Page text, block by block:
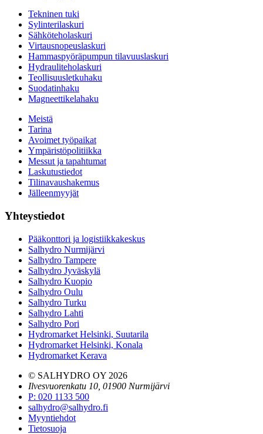
Tekninen tuki
Sylinterilaskuri
Sähköteholaskuri
Virtausnopeuslaskuri
Hammaspyöräpumpun tilavuuslaskuri
Hydrauliteholaskuri
Teollisuusletkuhaku
Suodatinhaku
Magneettikelahaku
Meistä
Tarina
Avoimet työpaikat
Ympäristöpolitiikka
Messut ja tapahtumat
Laskutustiedot
Tilinavaushakemus
Jälleenmyyjät
Yhteystiedot
Pääkonttori ja logistiikkakeskus
Salhydro Nurmijärvi
Salhydro Tampere
Salhydro Jyväskylä
Salhydro Kuopio
Salhydro Oulu
Salhydro Turku
Salhydro Lahti
Salhydro Pori
Hydromarket Helsinki, Suutarila
Hydromarket Helsinki, Konala
Hydromarket Kerava
© SALHYDRO OY 2026
Ilvesvuorenkatu 10, 01900 Nurmijärvi
P: 020 1133 500
salhydro@salhydro.fi
Myyntiehdot
Tietosuoja